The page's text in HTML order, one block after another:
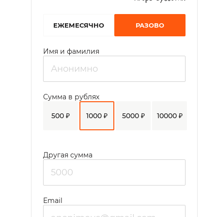
EЖЕМЕСЯЧНО РАЗОВО
Имя и фамилия
500 ₽ 1000 ₽ 5000 ₽ 10000 ₽
Сумма в рублях
Другая сумма
Email